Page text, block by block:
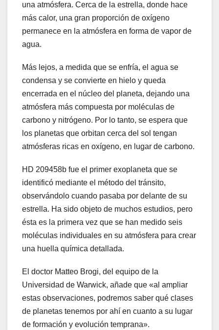
una atmósfera. Cerca de la estrella, donde hace
más calor, una gran proporción de oxígeno
permanece en la atmósfera en forma de vapor de
agua.
Más lejos, a medida que se enfría, el agua se
condensa y se convierte en hielo y queda
encerrada en el núcleo del planeta, dejando una
atmósfera más compuesta por moléculas de
carbono y nitrógeno. Por lo tanto, se espera que
los planetas que orbitan cerca del sol tengan
atmósferas ricas en oxígeno, en lugar de carbono.
HD 209458b fue el primer exoplaneta que se
identificó mediante el método del tránsito,
observándolo cuando pasaba por delante de su
estrella. Ha sido objeto de muchos estudios, pero
ésta es la primera vez que se han medido seis
moléculas individuales en su atmósfera para crear
una huella química detallada.
El doctor Matteo Brogi, del equipo de la
Universidad de Warwick, añade que «al ampliar
estas observaciones, podremos saber qué clases
de planetas tenemos por ahí en cuanto a su lugar
de formación y evolución temprana».